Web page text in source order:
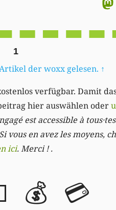
1
der woxx gelesen. ↑
verfügbar. Damit
hier auswählen oder
est accessible à
vous en avez les moyens,
ici. Merci ! .
💰 💳